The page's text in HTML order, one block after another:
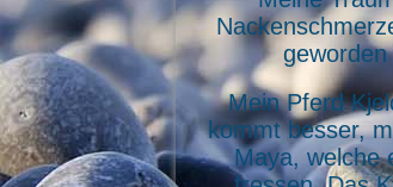
Mein Pferd
kommt besser,
Maya, welche